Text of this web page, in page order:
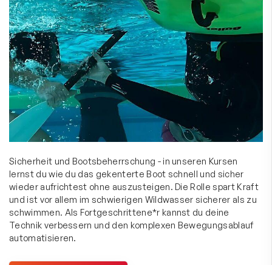
Sicherheit und Bootsbeherrschung - in unseren Kursen
lernst du wie du das gekenterte Boot schnell und sicher
wieder aufrichtest ohne auszusteigen. Die Rolle spart Kraft
und ist vor allem im schwierigen Wildwasser sicherer als zu
schwimmen. Als Fortgeschrittene*r kannst du deine
Technik verbessern und den komplexen Bewegungsablauf
automatisieren.